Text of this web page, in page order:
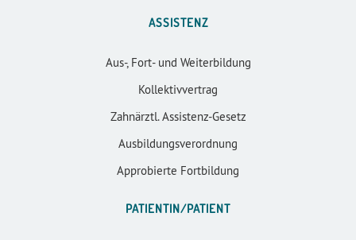
ASSISTENZ
Aus-, Fort- und Weiterbildung
Kollektivvertrag
Zahnärztl. Assistenz-Gesetz
Ausbildungsverordnung
Approbierte Fortbildung
PATIENTIN/PATIENT